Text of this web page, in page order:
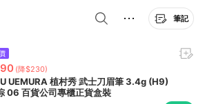
筆記
(降$230)
UEMURA 植村秀 武士刀眉筆 3.4g (H9)
06 百貨公司專櫃正貨盒裝